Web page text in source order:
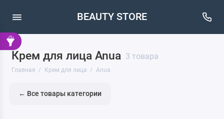
BEAUTY STORE
Крем для лица Anua 3 товара
Главная Крем для лица Anua
← Все товары категории